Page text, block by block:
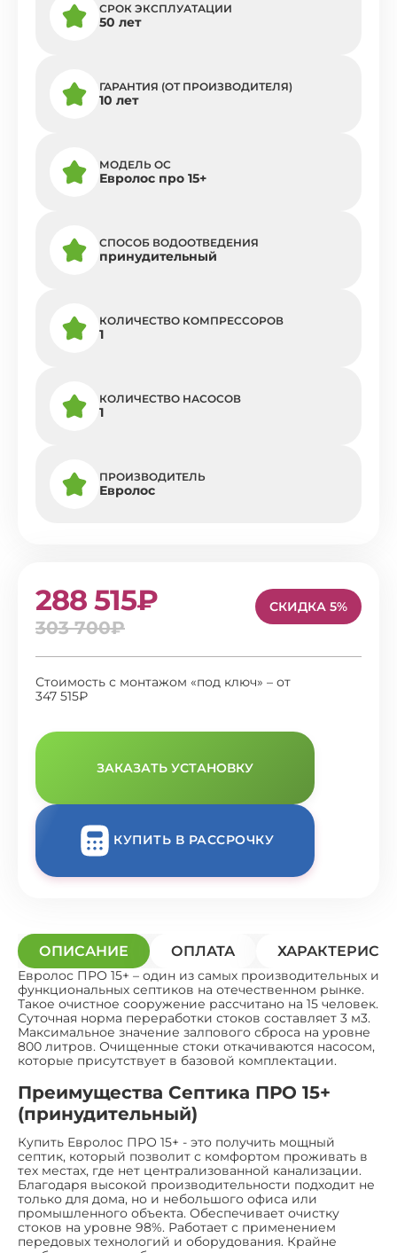
СРОК ЭКСПЛУАТАЦИИ
50 лет
ГАРАНТИЯ (ОТ ПРОИЗВОДИТЕЛЯ)
10 лет
МОДЕЛЬ ОС
Евролос про 15+
СПОСОБ ВОДООТВЕДЕНИЯ
принудительный
КОЛИЧЕСТВО КОМПРЕССОРОВ
1
КОЛИЧЕСТВО НАСОСОВ
1
ПРОИЗВОДИТЕЛЬ
Евролос
288 515₽
303 700₽
СКИДКА 5%
Стоимость с монтажом «под ключ» – от
347 515₽
ЗАКАЗАТЬ УСТАНОВКУ
КУПИТЬ В РАССРОЧКУ
ОПИСАНИЕ ОПЛАТА
Евролос ПРО 15+ – один из самых производительных и
функциональных септиков на отечественном рынке.
Такое очистное сооружение рассчитано на 15 человек.
Суточная норма переработки стоков составляет 3 м3.
Максимальное значение залпового сброса на уровне
800 литров. Очищенные стоки откачиваются насосом,
которые присутствует в базовой комплектации.
Преимущества Септика ПРО 15+
(принудительный)
Купить Евролос ПРО 15+ - это получить мощный
септик, который позволит с комфортом проживать в
тех местах, где нет централизованной канализации.
Благодаря высокой производительности подходит не
только для дома, но и небольшого офиса или
промышленного объекта. Обеспечивает очистку
стоков на уровне 98%. Работает с применением
передовых технологий и оборудования. Крайне